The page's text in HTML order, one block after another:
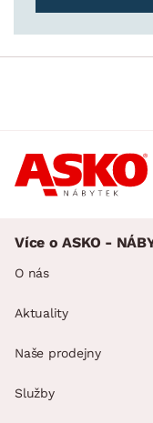
Více o ASKO -
O nás
Aktuality
Naše prodejny
Služby